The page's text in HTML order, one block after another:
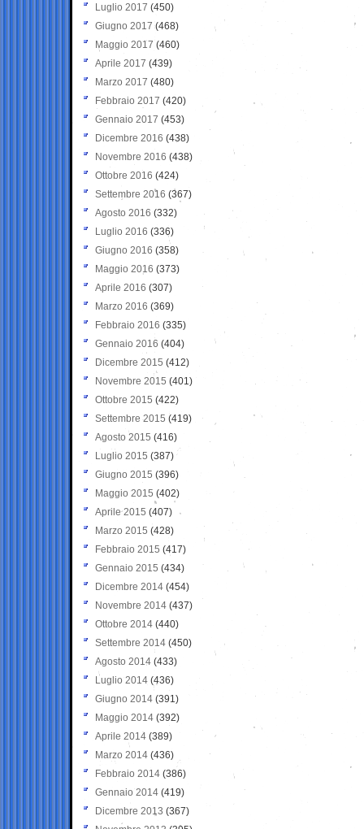
Luglio 2017 (450)
Giugno 2017 (468)
Maggio 2017 (460)
Aprile 2017 (439)
Marzo 2017 (480)
Febbraio 2017 (420)
Gennaio 2017 (453)
Dicembre 2016 (438)
Novembre 2016 (438)
Ottobre 2016 (424)
Settembre 2016 (367)
Agosto 2016 (332)
Luglio 2016 (336)
Giugno 2016 (358)
Maggio 2016 (373)
Aprile 2016 (307)
Marzo 2016 (369)
Febbraio 2016 (335)
Gennaio 2016 (404)
Dicembre 2015 (412)
Novembre 2015 (401)
Ottobre 2015 (422)
Settembre 2015 (419)
Agosto 2015 (416)
Luglio 2015 (387)
Giugno 2015 (396)
Maggio 2015 (402)
Aprile 2015 (407)
Marzo 2015 (428)
Febbraio 2015 (417)
Gennaio 2015 (434)
Dicembre 2014 (454)
Novembre 2014 (437)
Ottobre 2014 (440)
Settembre 2014 (450)
Agosto 2014 (433)
Luglio 2014 (436)
Giugno 2014 (391)
Maggio 2014 (392)
Aprile 2014 (389)
Marzo 2014 (436)
Febbraio 2014 (386)
Gennaio 2014 (419)
Dicembre 2013 (367)